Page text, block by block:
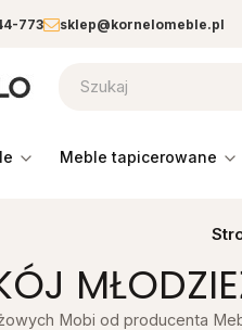
773 sklep@kornelomeble.pl
meble tapicerowane
Mobi od producenta